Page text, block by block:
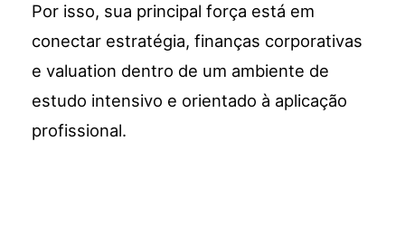
Por isso, sua principal força está em
conectar estratégia, finanças corporativas
e valuation dentro de um ambiente de
estudo intensivo e orientado à aplicação
profissional.